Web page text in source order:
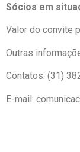
Sócios em
Valor do convite
Outras
Contatos: (31)
E-mail: